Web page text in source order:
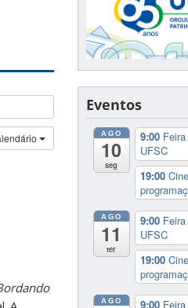
Eventos
AGO
10
seg
9:00
UFSC
19:00
AGO
11
ter
9:00
UFSC
19:00
AGO 9:00